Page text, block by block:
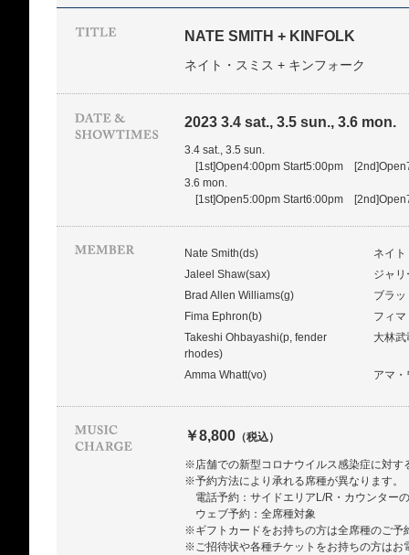
NATE SMITH + KINFOLK
ネイト・スミス + キンフォーク
2023 3.4 sat., 3.5 sun., 3.6 mon.
3.4 sat., 3.5 sun.
[1st]Open4:00pm Start5:00pm
3.6 mon.
[1st]Open5:00pm Start6:00pm
Nate Smith(ds)
ネイ
Jaleel Shaw(sax)
ジャ
Brad Allen Williams(g)
ブラ
Fima Ephron(b)
フィ
Takeshi Ohbayashi(p, fender
rhodes)
大林
Amma Whatt(vo) アマ
￥8,800 （税込）
※店舗での新型コロナウイルス感染症に対す
※予約方法により承れる席種が異なります。
電話予約：サイドエリアL/R・カウンター
ウェブ予約：全席種対象
※ギフトカードをお持ちの方は全席種のご予
※ご招待状や各種チケットをお持ちの方はお